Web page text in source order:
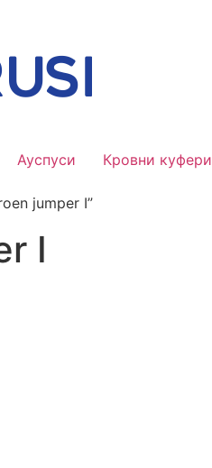
Ауспуси Кровни куфери
jumper I”
I